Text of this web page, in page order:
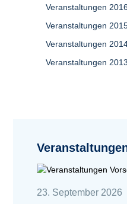
Veranstaltungen
Veranstaltungen
Veranstaltungen
Veranstaltungen 2013
23. September 2026